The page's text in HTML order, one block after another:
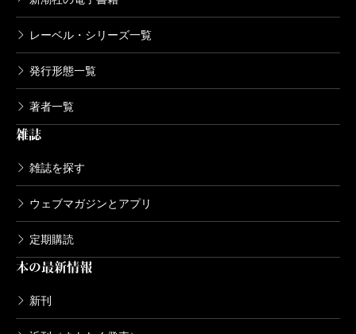
レーベル・シリーズ一覧
発行形態一覧
著者一覧
雑誌
雑誌を探す
ウェブマガジンとアプリ
定期購読
本の最新情報
新刊